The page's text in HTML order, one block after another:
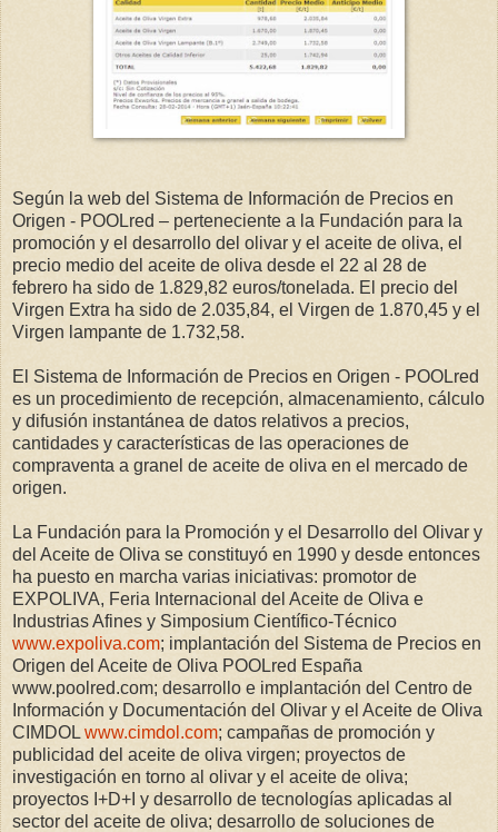
Según la web del Sistema de Información de Precios en
Origen - POOLred – perteneciente a la Fundación para la
promoción y el desarrollo del olivar y el aceite de oliva, el
precio medio del aceite de oliva desde el 22 al 28 de
febrero ha sido de 1.829,82 euros/tonelada. El precio del
Virgen Extra ha sido de 2.035,84, el Virgen de 1.870,45 y el
Virgen lampante de 1.732,58.
El Sistema de Información de Precios en Origen - POOLred
es un procedimiento de recepción, almacenamiento, cálculo
y difusión instantánea de datos relativos a precios,
cantidades y características de las operaciones de
compraventa a granel de aceite de oliva en el mercado de
origen.
La Fundación para la Promoción y el Desarrollo del Olivar y
del Aceite de Oliva se constituyó en 1990 y desde entonces
ha puesto en marcha varias iniciativas: promotor de
EXPOLIVA, Feria Internacional del Aceite de Oliva e
Industrias Afines y Simposium Científico-Técnico
www.expoliva.com; implantación del Sistema de Precios en
Origen del Aceite de Oliva POOLred España
www.poolred.com; desarrollo e implantación del Centro de
Información y Documentación del Olivar y el Aceite de Oliva
CIMDOL www.cimdol.com; campañas de promoción y
publicidad del aceite de oliva virgen; proyectos de
investigación en torno al olivar y el aceite de oliva;
proyectos I+D+I y desarrollo de tecnologías aplicadas al
sector del aceite de oliva; desarrollo de soluciones de